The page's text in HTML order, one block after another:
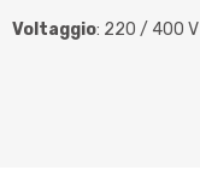
Voltaggio: 220 / 400 V